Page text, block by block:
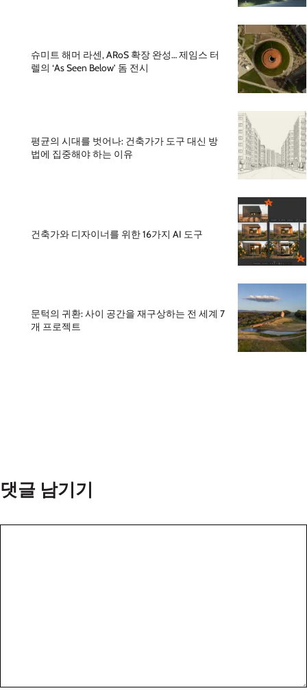
슈미트 해머 라센, ARoS 확장 완성… 제임스 터
렐의 ‘As Seen Below’ 돔 전시
평균의 시대를 벗어나: 건축가가 도구 대신 방
법에 집중해야 하는 이유
건축가와 디자이너를 위한 16가지 AI 도구
문턱의 귀환: 사이 공간을 재구상하는 전 세계 7
개 프로젝트
댓글 남기기